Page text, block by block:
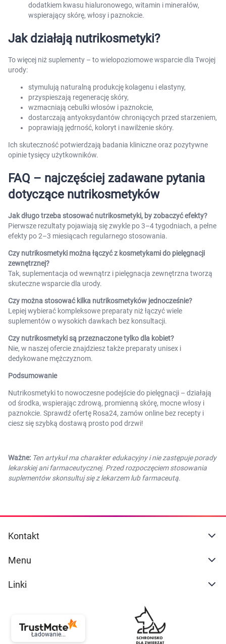
dodatkiem kwasu hialuronowego, witamin i minerałów,
wspierający skórę, włosy i paznokcie.
Jak działają nutrikosmetyki?
To więcej niż suplementy – to wielopoziomowe wsparcie dla Twojej
urody:
stymulują naturalną produkcję kolagenu i elastyny,
przyspieszają regenerację skóry,
wzmacniają cebulki włosów i paznokcie,
dostarczają antyoksydantów chroniących przed starzeniem,
poprawiają jędrność, koloryt i nawilżenie skóry.
Ich skuteczność potwierdzają badania kliniczne oraz pozytywne
opinie tysięcy użytkowników.
FAQ – najczęściej zadawane pytania
dotyczące nutrikosmetyków
Jak długo trzeba stosować nutrikosmetyki, by zobaczyć efekty?
Pierwsze rezultaty pojawiają się zwykle po 3–4 tygodniach, a pełne
efekty po 2–3 miesiącach regularnego stosowania.
Czy nutrikosmetyki można łączyć z kosmetykami do pielęgnacji
zewnętrznej?
Tak, suplementacja od wewnątrz i pielęgnacja zewnętrzna tworzą
skuteczne wsparcie dla urody.
Czy można stosować kilka nutrikosmetyków jednocześnie?
Lepiej wybierać kompleksowe preparaty niż łączyć wiele
suplementów o wysokich dawkach bez konsultacji.
Czy nutrikosmetyki są przeznaczone tylko dla kobiet?
Nie, w naszej ofercie znajdziesz także preparaty unisex i
dedykowane mężczyznom.
Podsumowanie
Nutrikosmetyki to nowoczesne podejście do pielęgnacji – działają
od środka, wspierając zdrową, promienną skórę, mocne włosy i
paznokcie. Sprawdź ofertę Rosa24, zamów online bez recepty i
ciesz się szybką dostawą prosto pod drzwi!
Ważne: Ten artykuł ma charakter edukacyjny i nie zastępuje porady
lekarskiej ani farmaceutycznej. Przed rozpoczęciem stosowania
suplementów skonsultuj się z lekarzem lub farmaceutą.
Kontakt
Menu
Linki
Ładowanie...